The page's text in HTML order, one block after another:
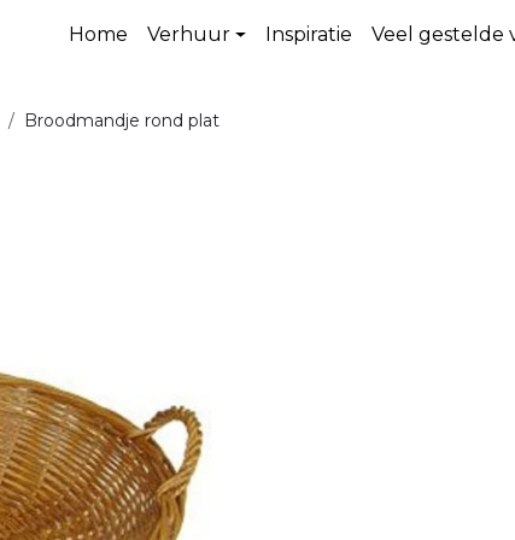
Home Verhuur Inspiratie Veel gestelde
Broodmandje rond plat